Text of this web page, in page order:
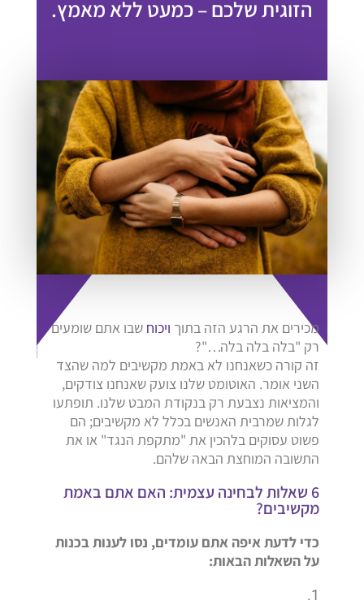
הזוגית שלכם – כמעט ללא מאמץ.
מכירים את הרגע הזה בתוך ויכוח שבו אתם שומעים
רק "בלה בלה בלה…"?
זה קורה כשאנחנו לא באמת מקשיבים למה שהצד
השני אומר. האוטומט שלנו צועק שאנחנו צודקים,
והמציאות נצבעת רק בנקודת המבט שלנו. תופתעו
לגלות שמרבית האנשים בכלל לא מקשיבים; הם
פשוט עסוקים בלהכין את "מתקפת הנגד" או את
התשובה המוחצת הבאה שלהם.
6 שאלות לבחינה עצמית: האם אתם באמת
מקשיבים?
כדי לדעת איפה אתם עומדים, נסו לענות בכנות
על השאלות הבאות: